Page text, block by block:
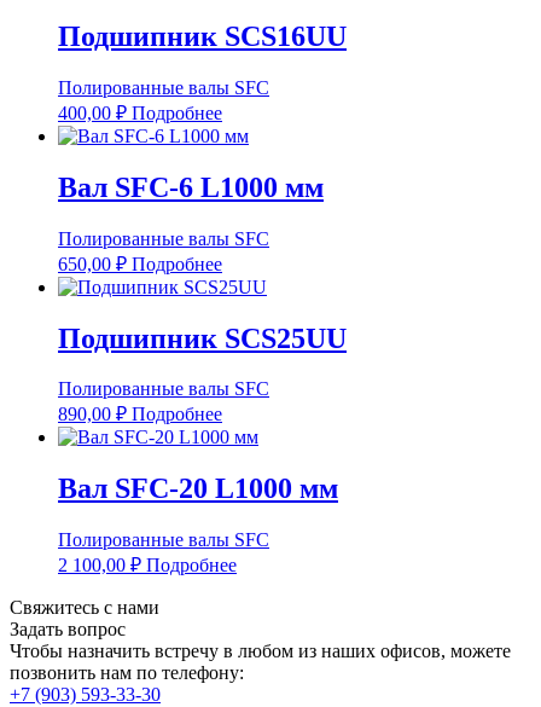
Подшипник SCS16UU
Полированные валы SFC
400,00 ₽ Подробнее
Вал SFC-6 L1000 мм
Полированные валы SFC
650,00 ₽ Подробнее
Подшипник SCS25UU
Полированные валы SFC
890,00 ₽ Подробнее
Вал SFC-20 L1000 мм
Полированные валы SFC
2 100,00 ₽ Подробнее
Свяжитесь с нами
Задать вопрос
Чтобы назначить встречу в любом из наших офисов, можете
позвонить нам по телефону:
+7 (903) 593-33-30